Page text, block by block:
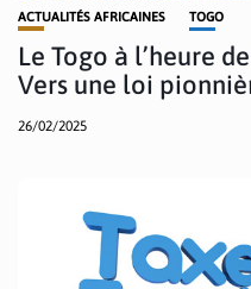
ACTUALITÉS AFRICAINES TOGO
Le Togo à l’heure
Vers une loi
26/02/2025